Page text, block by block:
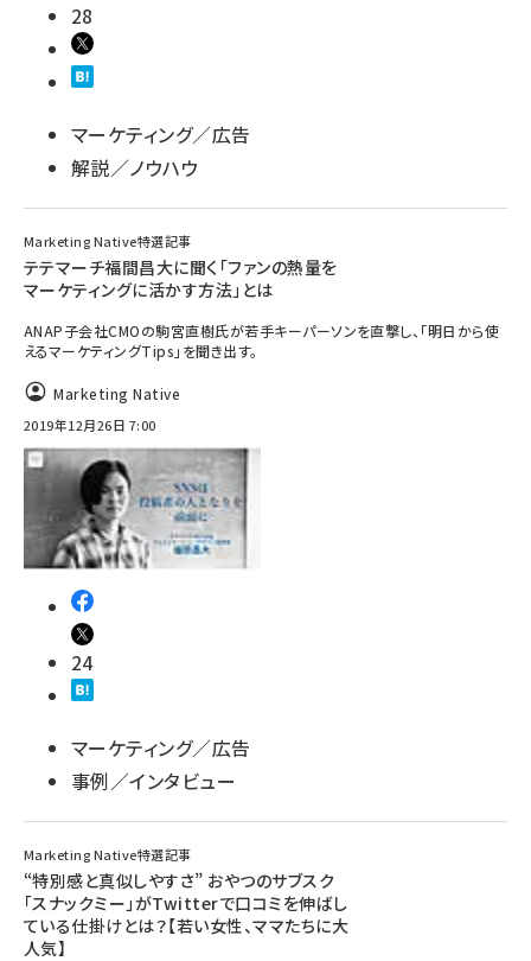
28
マーケティング／広告
解説／ノウハウ
Marketing Native特選記事
テテマーチ福間昌大に聞く「ファンの熱量を
マーケティングに活かす方法」とは
ANAP子会社CMOの駒宮直樹氏が若手キーパーソンを直撃し、「明日から使
えるマーケティングTips」を聞き出す。
Marketing Native
2019年12月26日 7:00
24
マーケティング／広告
事例／インタビュー
Marketing Native特選記事
“特別感と真似しやすさ” おやつのサブスク
「スナックミー」がTwitterで口コミを伸ばし
ている仕掛けとは？【若い女性、ママたちに大
人気】